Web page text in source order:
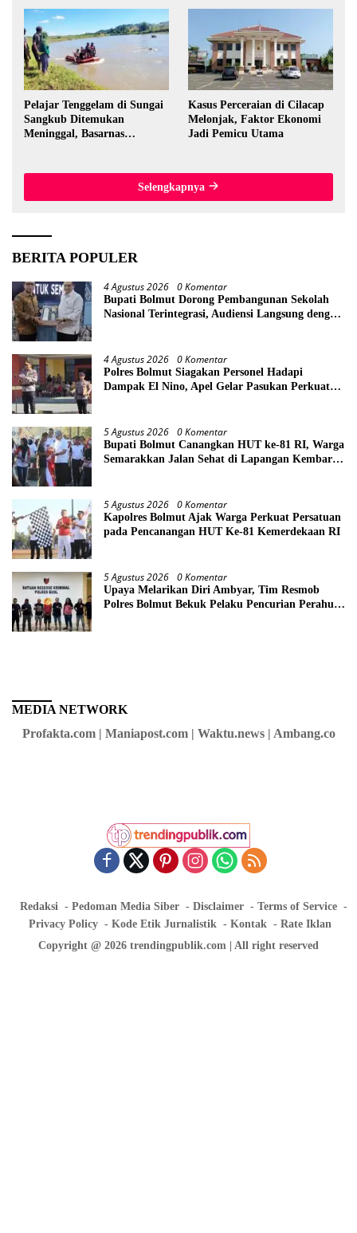
Pelajar Tenggelam di Sungai
Sangkub Ditemukan
Meninggal, Basarnas
Kasus Perceraian di Cilacap
Melonjak, Faktor Ekonomi
Jadi Pemicu Utama
Selengkapnya
BERITA POPULER
4 Agustus 2026 0 Komentar
Bupati Bolmut Dorong Pembangunan Sekolah
Nasional Terintegrasi, Audiensi Langsung dengan
4 Agustus 2026 0 Komentar
Polres Bolmut Siagakan Personel Hadapi
Dampak El Nino, Apel Gelar Pasukan Perkuat
5 Agustus 2026 0 Komentar
Bupati Bolmut Canangkan HUT ke-81 RI, Warga
Semarakkan Jalan Sehat di Lapangan Kembar
5 Agustus 2026 0 Komentar
Kapolres Bolmut Ajak Warga Perkuat Persatuan
pada Pencanangan HUT Ke-81 Kemerdekaan RI
5 Agustus 2026 0 Komentar
Upaya Melarikan Diri Ambyar, Tim Resmob
Polres Bolmut Bekuk Pelaku Pencurian Perahu
MEDIA NETWORK
Profakta.com | Maniapost.com | Waktu.news | Ambang.co
Redaksi Pedoman Media Siber Disclaimer
Terms of Service
Privacy Policy
Kode Etik Jurnalistik Kontak
Rate Iklan
Copyright @ 2026 trendingpublik.com | All right reserved